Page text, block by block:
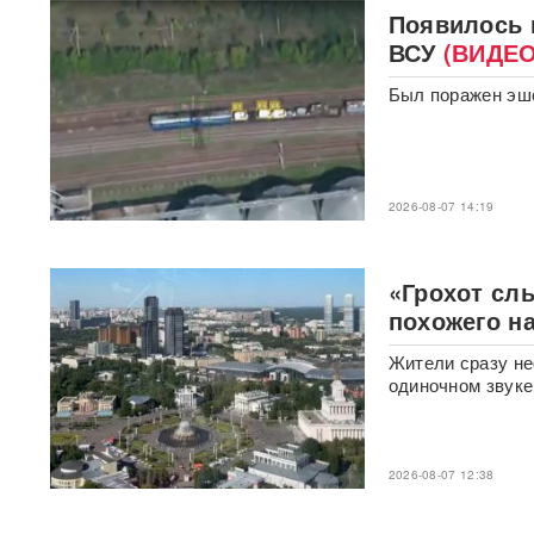
Трамп запретил "родильный
туризм" в США
В Таиланде 7 человек
погибли в результате
стрельбы в школеВИДЕО
310 баллов ЕГЭ — и без
бюджета: почему отличники
топовые вузы
Раскрыта схема массовой
атаки БПЛА ВСУ на Россию
Федоров дал Зеленскому 12
дней, чтобы добром вернуть
его в кресло министра
обороны
Появилось
ВСУ
Был поражен
2026-08-07 14:19
«Грохот
похожего
Жители сразу
одиночном
2026-08-07 12:38